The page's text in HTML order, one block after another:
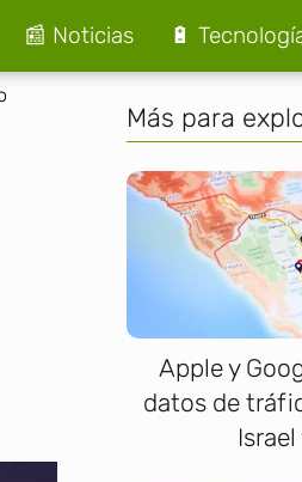
📰 Noticias 🔋
Más para
Apple y
datos de
Israel